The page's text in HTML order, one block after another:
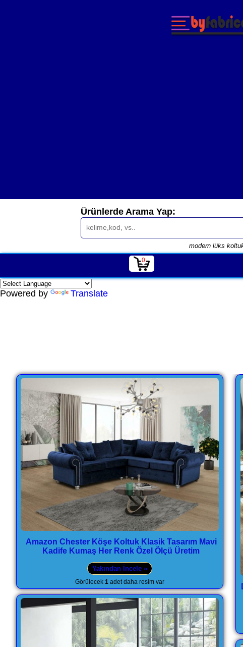
Ürünlerde Arama Yap:
modern lüks
0
Powered by Translate
Amazon Chester Köşe Koltuk Klasik Tasarım Mavi
Kadife Kumaş Her Renk Özel Ölçü Üretim
Yakından İncele »
Görülecek1 adet daha resim var